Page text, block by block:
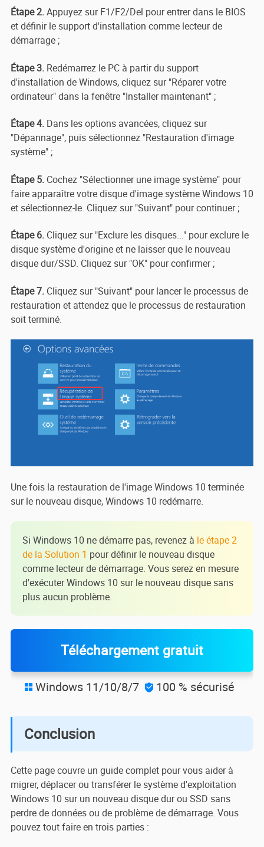
Étape 2.Appuyez sur F1/F2/Del pour entrer dans le BIOS
et définir le support d'installation comme lecteur de
démarrage ;
Étape 3. Redémarrez le PC à partir du support
d'installation de Windows, cliquez sur "Réparer votre
ordinateur" dans la fenêtre "Installer maintenant" ;
Étape 4. Dans les options avancées, cliquez sur
"Dépannage", puis sélectionnez "Restauration d'image
système" ;
Étape 5. Cochez "Sélectionner une image système" pour
faire apparaître votre disque d'image système Windows 10
et sélectionnez-le. Cliquez sur "Suivant" pour continuer ;
Étape 6. Cliquez sur "Exclure les disques..." pour exclure le
disque système d'origine et ne laisser que le nouveau
disque dur/SSD. Cliquez sur "OK" pour confirmer ;
Étape 7. Cliquez sur "Suivant" pour lancer le processus de
restauration et attendez que le processus de restauration
soit terminé.
Une fois la restauration de l'image Windows 10 terminée
sur le nouveau disque, Windows 10 redémarre.
Si Windows 10 ne démarre pas, revenez à le étape 2
de la Solution 1 pour définir le nouveau disque
comme lecteur de démarrage. Vous serez en mesure
d'exécuter Windows 10 sur le nouveau disque sans
plus aucun problème.
Téléchargement gratuit
 Windows 11/10/8/7  100 % sécurisé
Conclusion
Cette page couvre un guide complet pour vous aider à
migrer, déplacer ou transférer le système d'exploitation
Windows 10 sur un nouveau disque dur ou SSD sans
perdre de données ou de problème de démarrage. Vous
pouvez tout faire en trois parties :